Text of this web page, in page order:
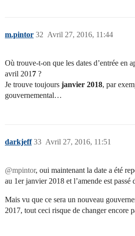
m.pintor Avril 27, 2016, 11:44
32
Où trouve-t-on que les dates d’entrée en
avril 201 7 ?
Je trouve toujours janvier 2018, par
gouvernemental…
darkjeff Avril 27, 2016, 11:51
33
@mpintor, oui maintenant la date a été
au 1er janvier 2018 et l’amende est passé
Mais vu que ce sera un nouveau
2017, tout ceci risque de changer encore